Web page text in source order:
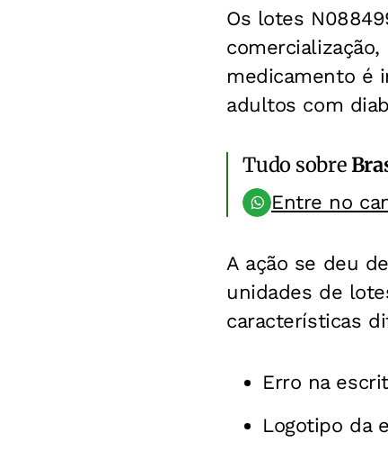
Os lotes
medicamento é
adultos com
Tudo sobre
Entre no
A ação se deu
unidades de
características
Erro na
Logotipo da